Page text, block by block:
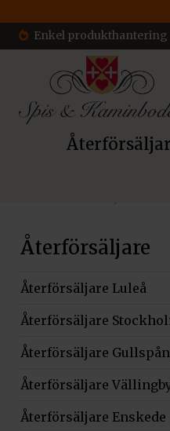
Enkel produkthantering
Återförsäljare
Återförsäljare Luleå
Återförsäljare
Återförsäljare
Återförsäljare
Återförsäljare Enskede